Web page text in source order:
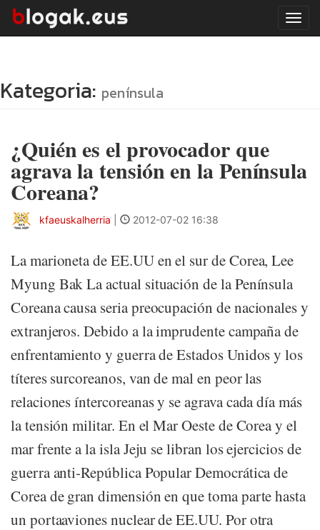
Kategoria: península
¿Quién es el provocador que
agrava la tensión en la Península
Coreana?
kfaeuskalherria 2012-07-02 16:38
La marioneta de EE.UU en el sur de Corea, Lee
Myung Bak La actual situación de la Península
Coreana causa seria preocupación de nacionales y
extranjeros. Debido a la imprudente campaña de
enfrentamiento y guerra de Estados Unidos y los
títeres surcoreanos, van de mal en peor las
relaciones íntercoreanas y se agrava cada día más
la tensión militar. En el Mar Oeste de Corea y el
mar frente a la isla Jeju se libran los ejercicios de
guerra anti-República Popular Democrática de
Corea de gran dimensión en que toma parte hasta
un portaaviones nuclear de EE.UU. Por otra